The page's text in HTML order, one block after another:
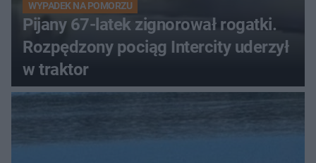
WYPADEK NA POMORZU
Pijany 67-latek zignorował rogatki.
Rozpędzony pociąg Intercity uderzył
w traktor